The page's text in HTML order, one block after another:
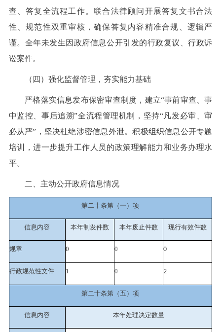
查、答复全流程工作。联合法律顾问开展答复文书合法
性、规范性双重审核，确保答复内容精准合规、逻辑严
谨。全年未发生因政府信息公开引发的行政复议、行政诉
讼案件。
（四）强化监督管理，夯实能力基础
严格落实信息发布保密审查制度，建立“事前审查、事
中监控、事后追溯”全流程管理机制，坚持“凡发必审、审
必从严”，坚决杜绝涉密信息外泄。积极组织信息公开专题
培训，进一步提升工作人员的政策理解能力和业务办理水
平。
二、主动公开政府信息情况
第二十条第（一）项
信息内容 本年制发件数 本年废止件数 现行有效件数
规章 0 0 0
行政规范性文件 1 0 2
第二十条第（五）项
信息内容 本年处理决定数量